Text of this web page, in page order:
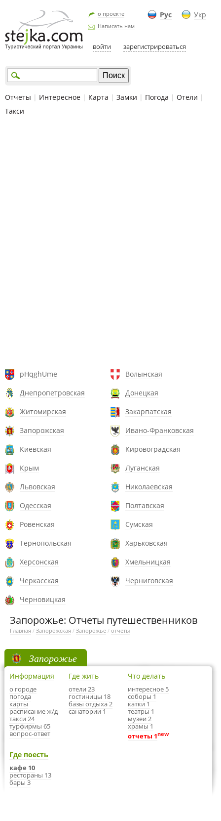
Рус Укр
о проекте
Написать нам
войти зарегистрироваться
Отчеты | Интересное | Карта | Замки | Погода | Отели |
Такси
pHqghUme
Волынская
Днепропетровская
Донецкая
Житомирская
Закарпатская
Запорожская
Ивано-Франковская
Киевская
Кировоградская
Крым
Луганская
Львовская
Николаевская
Одесская
Полтавская
Ровенская
Сумская
Тернопольская
Харьковская
Херсонская
Хмельницкая
Черкасская
Черниговская
Черновицкая
Запорожье: Отчеты путешественников
Главная / Запорожская / Запорожье / отчеты
Запорожье
Информация
о городе
погода
карты
расписание ж/д
такси 24
турфирмы 65
вопрос-ответ
Где жить
отели 23
гостиницы 18
базы отдыха 2
санатории 1
Что делать
интересное 5
соборы 1
катки 1
театры 1
музеи 2
храмы 1
отчеты 1new
Где поесть
кафе 10
рестораны 13
бары 3